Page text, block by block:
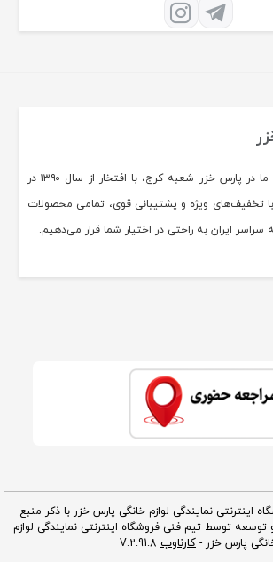
پارس خزر شعبه کرج ما در پارس خزر شعبه کرج، با افتخار از سال ۱۳۹۰ در
ویژه و پشتیبانی قوی، تمامی محصولات
سراسر ایران به راحتی در اختیار شما قرار می‌دهیم.
اینترنتی نمایندگی لوازم خانگی پارس خزر با ذکر منبع
توسعه توسط تیم فنی فروشگاه اینترنتی نمایندگی لوازم
پارس خزر - کارناوب